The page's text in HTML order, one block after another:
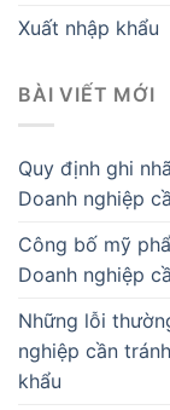
Xuất nhập khẩu
BÀI VIẾT MỚI
Quy định ghi
Doanh nghiệp
Công bố mỹ
Doanh nghiệp
Những lỗi
nghiệp cần
khẩu